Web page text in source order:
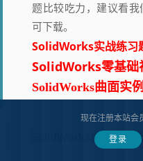
题比较吃力，建议看
可下载。
SolidWorks实战练习
SolidWorks零基础
SolidWorks曲面实
SolidWorks曲面练习
现在注册本站会
登录